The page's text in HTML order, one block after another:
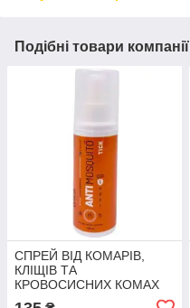
Подібні товари компанії
СПРЕЙ ВІД КОМАРІВ,
КЛІЩІВ ТА
КРОВОСИСНИХ КОМАХ
ANTI MOSQUITO, 100 мл